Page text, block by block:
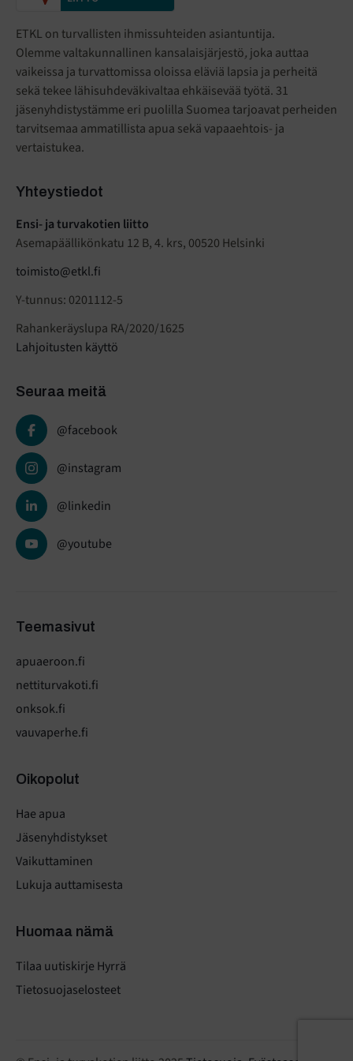
ETKL on turvallisten ihmissuhteiden asiantuntija.
Olemme valtakunnallinen kansalaisjärjestö, joka auttaa
vaikeissa ja turvattomissa oloissa eläviä lapsia ja perheitä
sekä tekee lähisuhdeväkivaltaa ehkäisevää työtä. 31
jäsenyhdistystämme eri puolilla Suomea tarjoavat perheiden
tarvitsemaa ammatillista apua sekä vapaaehtois- ja
vertaistukea.
Yhteystiedot
Ensi- ja turvakotien liitto
Asemapäällikönkatu 12 B, 4. krs, 00520 Helsinki
toimisto@etkl.fi
Y-tunnus: 0201112-5
Rahankeräyslupa RA/2020/1625
Lahjoitusten käyttö
Seuraa meitä
@facebook
@instagram
@linkedin
@youtube
Teemasivut
apuaeroon.fi
nettiturvakoti.fi
onksok.fi
vauvaperhe.fi
Oikopolut
Hae apua
Jäsenyhdistykset
Vaikuttaminen
Lukuja auttamisesta
Huomaa nämä
Tilaa uutiskirje Hyrrä
Tietosuojaselosteet